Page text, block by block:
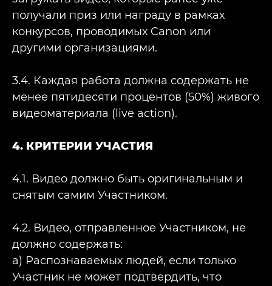
получали приз или награду в рамках
конкурсов, проводимых Canon или
другими организациями.
3.4. Каждая работа должна содержать не
менее пятидесяти процентов (50%) живого
видеоматериала (live action).
4. КРИТЕРИИ УЧАСТИЯ
4.1. Видео должно быть оригинальным и
снятым самим Участником.
4.2. Видео, отправленное Участником, не
должно содержать:
a) Распознаваемых людей, если только
Участник не может подтвердить, что